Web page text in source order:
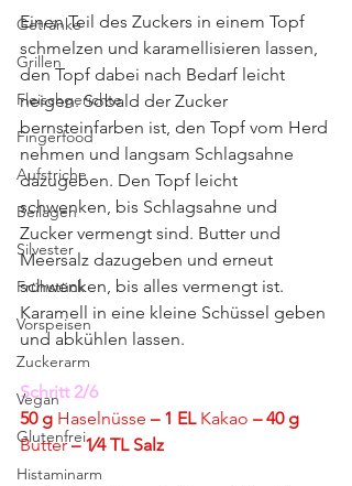
Getränke
Grillen
Fleischgerichte
Fingerfood
Aufstriche
Beilagen
Silvester
Frühstück
Vorspeisen
Zuckerarm
Vegan
Glutenfrei
Histaminarm
Einen Teil des Zuckers in einem Topf
schmelzen und karamellisieren lassen,
den Topf dabei nach Bedarf leicht
neigen. Sobald der Zucker
bernsteinfarben ist, den Topf vom Herd
nehmen und langsam Schlagsahne
dazugeben. Den Topf leicht
schwenken, bis Schlagsahne und
Zucker vermengt sind. Butter und
Meersalz dazugeben und erneut
schwenken, bis alles vermengt ist.
Karamell in eine kleine Schüssel geben
und abkühlen lassen.
Schritt 2/6
50 g Haselnüsse – 1 EL Kakao – 40 g
Butter – 1⁄4 TL Salz